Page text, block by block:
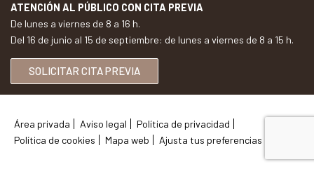
ATENCIÓN AL PÚBLICO CON CITA PREVIA
De lunes a viernes de 8 a 16 h.
Del 16 de junio al 15 de septiembre: de lunes a viernes de 8 a 15 h.
SOLICITAR CITA PREVIA
Área privada Aviso legal
Política de privacidad
Política de cookies
Mapa web Ajusta tus preferencias